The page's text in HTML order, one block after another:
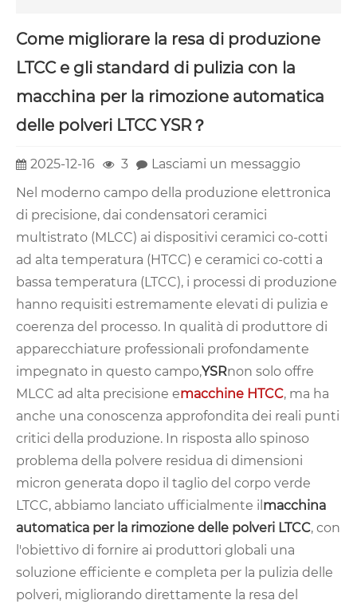
Come migliorare la resa di produzione
LTCC e gli standard di pulizia con la
macchina per la rimozione automatica
delle polveri LTCC YSR？
2025-12-16 3
Lasciami un messaggio
Nel moderno campo della produzione elettronica
di precisione, dai condensatori ceramici
multistrato (MLCC) ai dispositivi ceramici co-cotti
ad alta temperatura (HTCC) e ceramici co-cotti a
bassa temperatura (LTCC), i processi di produzione
hanno requisiti estremamente elevati di pulizia e
coerenza del processo. In qualità di produttore di
apparecchiature professionali profondamente
impegnato in questo campo,YSRnon solo offre
MLCC ad alta precisione emacchine HTCC, ma ha
anche una conoscenza approfondita dei reali punti
critici della produzione. In risposta allo spinoso
problema della polvere residua di dimensioni
micron generata dopo il taglio del corpo verde
LTCC, abbiamo lanciato ufficialmente il macchina
automatica per la rimozione delle polveri LTCC, con
l'obiettivo di fornire ai produttori globali una
soluzione efficiente e completa per la pulizia delle
polveri, migliorando direttamente la resa del